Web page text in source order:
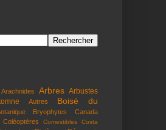
Arachnides Arbres Arbustes
Autres
Boisé du
Bryophytes Canada
Coléoptères Comestibles
Costa